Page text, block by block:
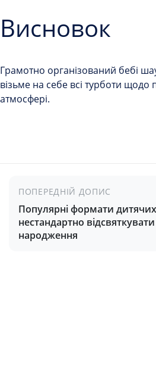
Висновок
Грамотно організований бебі
візьме на себе всі турботи
атмосфері.
ПОПЕРЕДНІЙ ДОПИС
Популярні формати
нестандартно
народження